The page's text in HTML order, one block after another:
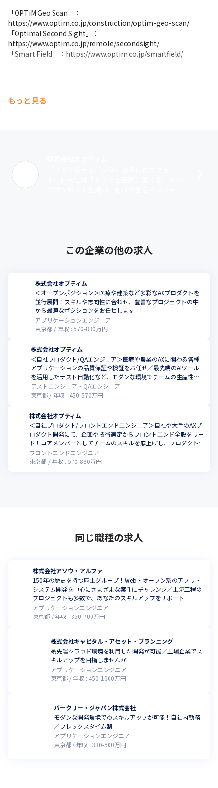
「OPTiM Geo Scan」：
https://www.optim.co.jp/construction/optim-geo-scan/
「Optimal Second Sight」：
https://www.optim.co.jp/remote/secondsight/
「Smart Field」：https://www.optim.co.jp/smartfield/
もっと見る
この企業の他の求人
株式会社オプティム
＜オープンポジション＞医療や建築など多彩なAXプロダクトを
並行展開！スキルや志向性に合わせ、豊富なプロジェクトの中
から最適なポジションをお任せします
アプリケーションエンジニア
東京都
年収 :570-830万円
株式会社オプティム
＜自社プロダクト/QAエンジニア＞医療や農業のAXに関わる各種
アプリケーションの品質保証や検証をお任せ／最先端のAIツール
を活用したテスト自動化など、モダンな環境でチームの生産性を
ともに高めませんか
テストエンジニア・QAエンジニア
東京都
年収 : 450-570万円
株式会社オプティム
＜自社プロダクト/フロントエンドエンジニア＞自社や大手のAXプ
ロダクト開発にて、企画や技術選定からフロントエンド全般をリー
ド！コアメンバーとしてチームのスキルを底上げし、プロダクト
を進化させる役割をお任せします
フロントエンドエンジニア
東京都
年収 :570-830万円
同じ職種の求人
株式会社アソウ・アルファ
150年の歴史を持つ麻生グループ！Web・オープン系のアプリ・
システム開発を中心にさまざまな案件にチャレンジ／上流工程の
プロジェクトも多数で、あなたのスキルアップをサポート
アプリケーションエンジニア
東京都
年収 : 350-700万円
株式会社キャピタル・アセット・プランニング
最先端クラウド環境を利用した開発が可能／上場企業でス
キルアップを目指しませんか
アプリケーションエンジニア
東京都
年収 : 450-1000万円
バークリー・ジャパン株式会社
モダンな開発環境でのスキルアップが可能！自社内勤務
／フレックスタイム制
アプリケーションエンジニア
東京都
年収 : 330-500万円